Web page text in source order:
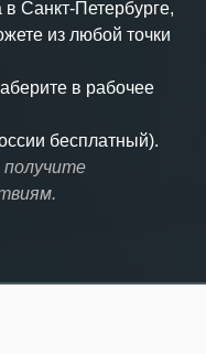
Санкт-Петербурге,
из любой точки
в рабочее
бесплатный).
получите